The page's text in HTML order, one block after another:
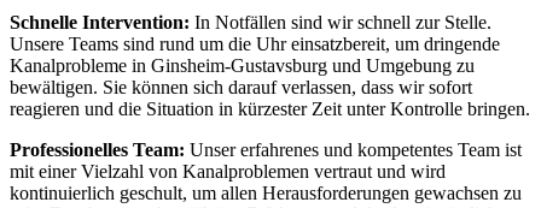
Schnelle Intervention: In Notfällen sind wir schnell zur Stelle.
Unsere Teams sind rund um die Uhr einsatzbereit, um dringende
Kanalprobleme in Ginsheim-Gustavsburg und Umgebung zu
bewältigen. Sie können sich darauf verlassen, dass wir sofort
reagieren und die Situation in kürzester Zeit unter Kontrolle bringen.
Professionelles Team: Unser erfahrenes und kompetentes Team ist
mit einer Vielzahl von Kanalproblemen vertraut und wird
kontinuierlich geschult, um allen Herausforderungen gewachsen zu